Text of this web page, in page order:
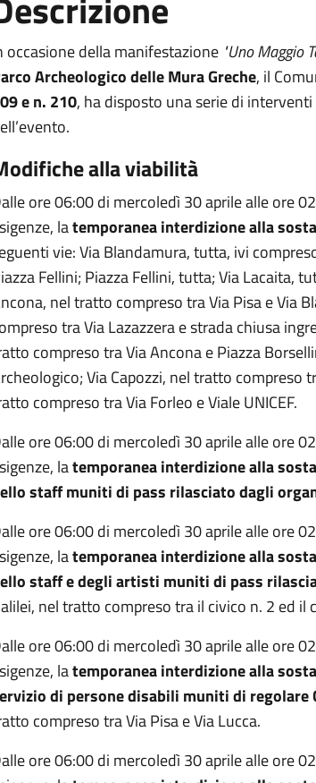
occasione della manifestazione "Uno Maggio
Archeologico delle Mura Greche, il
e n. 210, ha disposto una serie di
alla viabilità
ore 06:00 di mercoledì 30 aprile alle ore
latemporanea interdizione alla
vie: Via Blandamura, tutta, ivi
Fellini; Piazza Fellini, tutta; Via Lacaita,
nel tratto compreso tra Via Pisa e Via
tra Via Lazazzera e strada chiusa
compreso tra Via Ancona e Piazza
Via Capozzi, nel tratto compreso
compreso tra Via Forleo e Viale UNICEF.
ore 06:00 di mercoledì 30 aprile alle ore
latemporanea interdizione alla
staff muniti di pass rilasciato dagli
ore 06:00 di mercoledì 30 aprile alle ore
latemporanea interdizione alla
staff e degli artisti muniti di pass
nel tratto compreso tra il civico n. 2 ed il
ore 06:00 di mercoledì 30 aprile alle ore
latemporanea interdizione alla
di persone disabili muniti di regolare
compreso tra Via Pisa e Via Lucca.
ore 06:00 di mercoledì 30 aprile alle ore